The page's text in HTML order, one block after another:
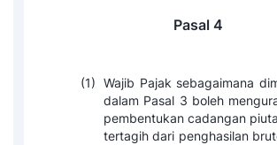
Pasal 4
(1) Wajib Pajak sebagaimana
dalam Pasal 3 boleh
pembentukan cadangan
tertagih dari penghasilan